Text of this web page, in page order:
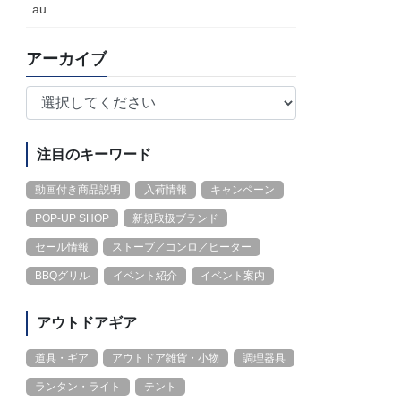
au
アーカイブ
注目のキーワード
動画付き商品説明 入荷情報 キャンペーン
POP-UP SHOP 新規取扱ブランド
セール情報 ストーブ／コンロ／ヒーター
BBQグリル イベント紹介 イベント案内
アウトドアギア
道具・ギア アウトドア雑貨・小物 調理器具
ランタン・ライト テント